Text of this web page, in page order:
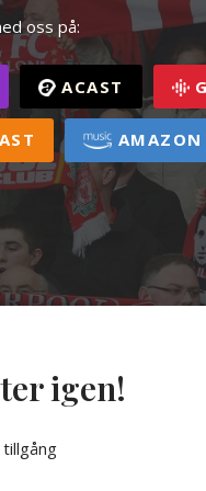
oss på:
ACAST
AMAZON
igen!